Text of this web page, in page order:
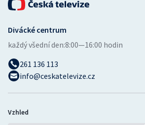
Divácké centrum
každý všední den:8:00—16:00 hodin
261 136 113
info@ceskatelevize.cz
Vzhled